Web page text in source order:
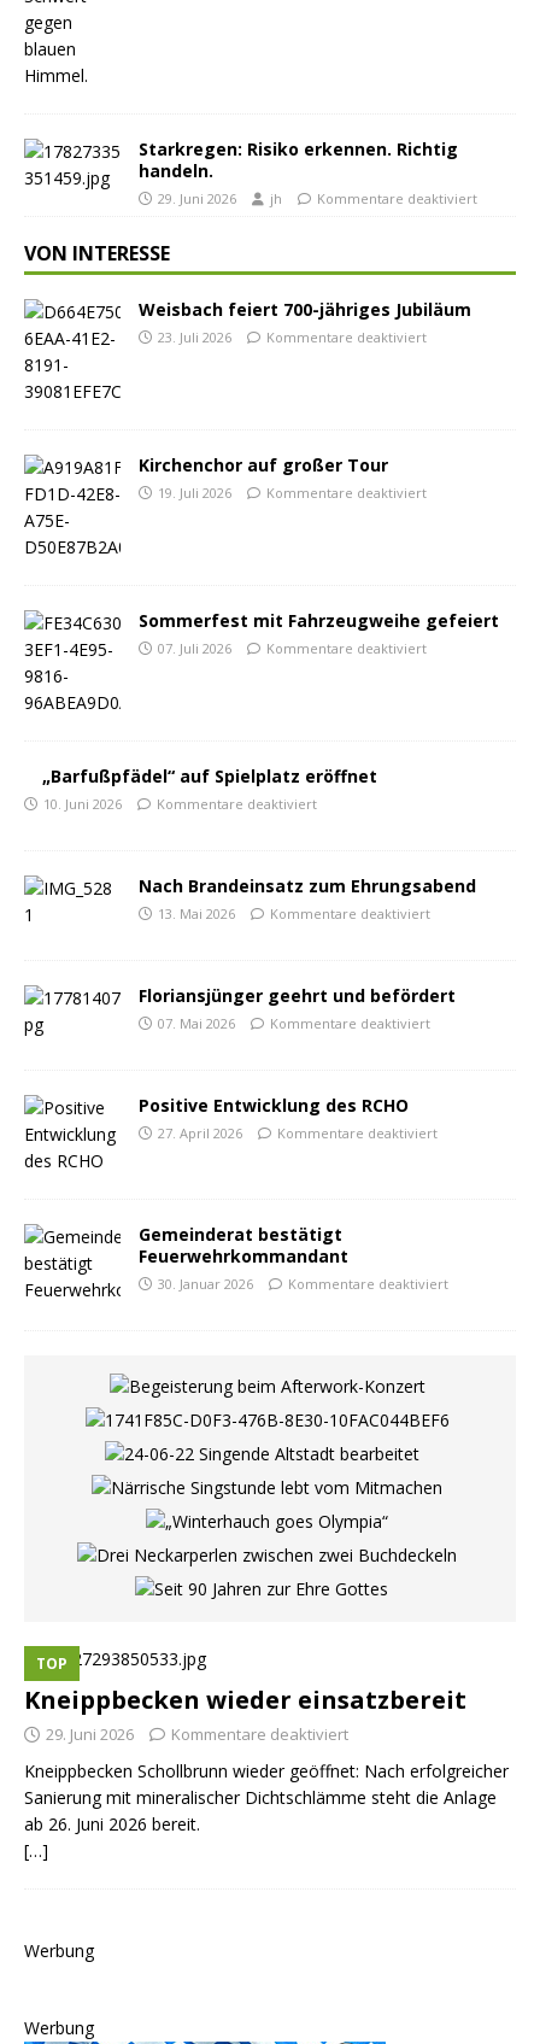
Starkregen: Risiko erkennen. Richtig
handeln.
29. Juni 2026 jh Kommentare deaktiviert
VON INTERESSE
Weisbach feiert 700-jähriges Jubiläum
23. Juli 2026 Kommentare deaktiviert
Kirchenchor auf großer Tour
19. Juli 2026 Kommentare deaktiviert
Sommerfest mit Fahrzeugweihe gefeiert
07. Juli 2026 Kommentare deaktiviert
„Barfußpfädel“ auf Spielplatz eröffnet
10. Juni 2026 Kommentare deaktiviert
Nach Brandeinsatz zum Ehrungsabend
13. Mai 2026 Kommentare deaktiviert
Floriansjünger geehrt und befördert
07. Mai 2026 Kommentare deaktiviert
Positive Entwicklung des RCHO
27. April 2026 Kommentare deaktiviert
Gemeinderat bestätigt
Feuerwehrkommandant
30. Januar 2026 Kommentare deaktiviert
TOP
Kneippbecken wieder einsatzbereit
29. Juni 2026 Kommentare deaktiviert
Kneippbecken Schollbrunn wieder geöffnet: Nach erfolgreicher
Sanierung mit mineralischer Dichtschlämme steht die Anlage
ab 26. Juni 2026 bereit.
[…]
Werbung
Werbung